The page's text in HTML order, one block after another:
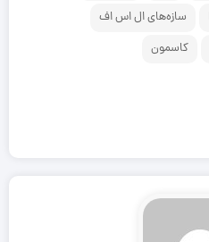
سازه‌های ال اس اف
کاسمون